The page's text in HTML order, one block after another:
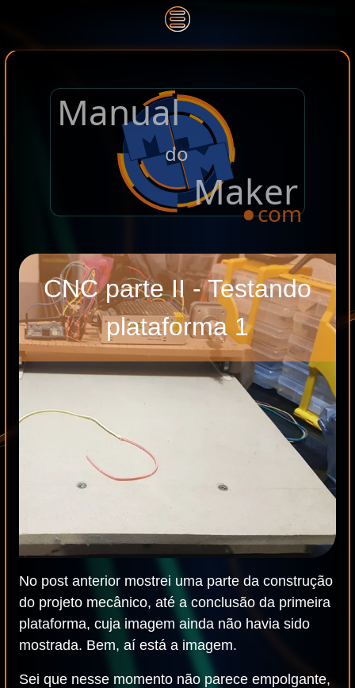
Manual
do
Maker
.com
CNC parte II - Testando
plataforma 1
No post anterior mostrei uma parte da construção
do projeto mecânico, até a conclusão da primeira
plataforma, cuja imagem ainda não havia sido
mostrada. Bem, aí está a imagem.
Sei que nesse momento não parece empolgante,